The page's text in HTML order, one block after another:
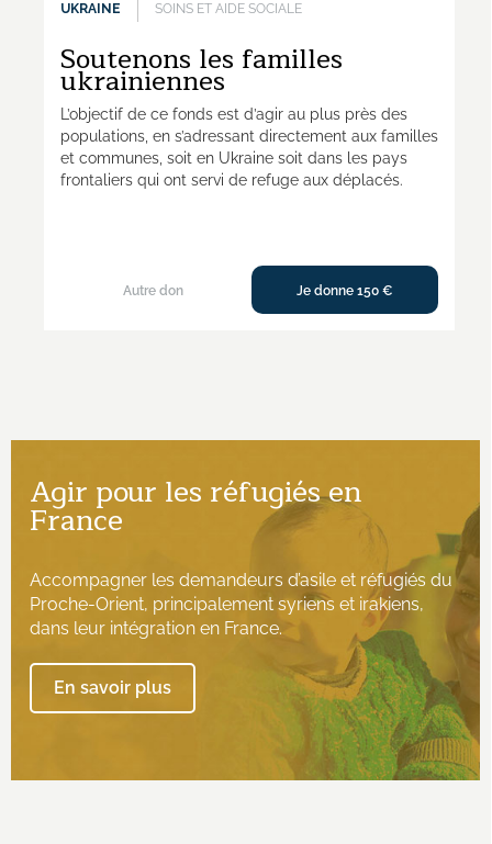
UKRAINE SOINS ET AIDE SOCIALE
Soutenons les familles
ukrainiennes
L’objectif de ce fonds est d’agir au plus près des
populations, en s’adressant directement aux familles
et communes, soit en Ukraine soit dans les pays
frontaliers qui ont servi de refuge aux déplacés.
Autre don Je donne 150 €
Agir pour les réfugiés en
France
Accompagner les demandeurs d’asile et réfugiés du
Proche-Orient, principalement syriens et irakiens,
dans leur intégration en France.
En savoir plus